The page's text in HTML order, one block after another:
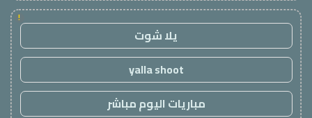
!
يلا شوت
yalla shoot
مباريات اليوم مباشر